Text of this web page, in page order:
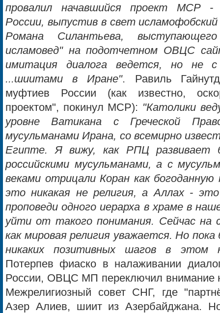
провалил начавшийся проект МСР -
России, выпустив в свет
Романа Силантьева,
исламовед" на подотчетном ОВЦС
имитация диалога ведется, но не
...шиитами в Иране". Равиль
муфтиев России (как известно,
проектом", покинул МСР): "Католики
уровне Ватикана с Греческой
мусульманами Ирана, со всемирно
Египте. Я вижу, как РПЦ развивает
российскими мусульманами, а с
веками отрицали Коран как
это никакая не религия, а Аллах -
проповеди одного иерарха в храме в
уйти от такого понимания. Сейчас на
как мировая религия уважается. Но пока
никаких позитивных шагов в этом
Потерпев фиаско в налаживании
России, ОВЦС МП переключил внимание
Межрелигиозный совет СНГ, где
Азер Алиев, шиит из Азербайджана.